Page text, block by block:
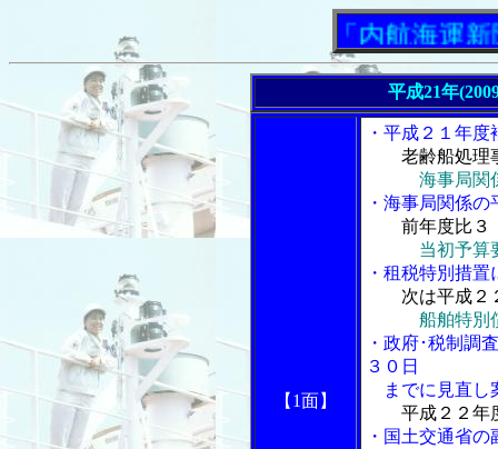
「内航海運新聞」
平成21年
【1面】
・平成２１年
老齢船処理
海事局関
・海事局関係
前年度比３
当初予算
・租税特別措
次は平成２
船舶特別
・政府･税制調
３０日
までに見直し
平成２２年
・国土交通省